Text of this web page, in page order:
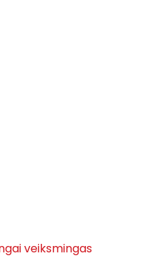
veiksmingas